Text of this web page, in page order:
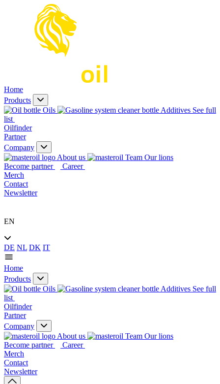
Home
Products
Oils
Additives See full
list
Oilfinder
Partner
Company
About us
Our lions
Become partner
Career
Merch
Contact
Newsletter
EN
DE NL DK IT
Home
Products
Oils
Additives See full
list
Oilfinder
Partner
Company
About us
Our lions
Become partner
Career
Merch
Contact
Newsletter